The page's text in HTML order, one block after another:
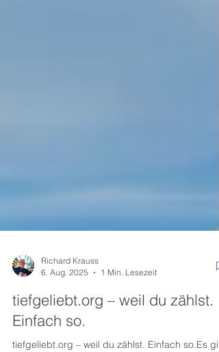
6. Aug. 2025
1 Min. Lesezeit
tiefgeliebt.org – weil du zählst.
Einfach so.